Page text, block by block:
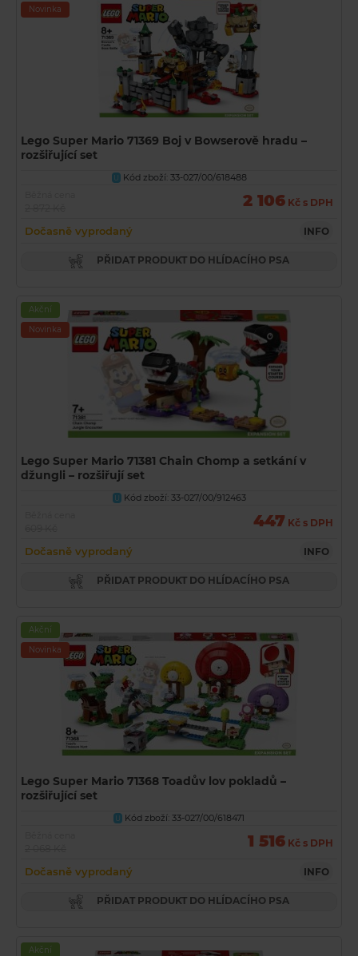
Novinka
Lego Super Mario 71369 Boj v Bowserově hradu –
rozšiřující set
U Kód zboží: 33-027/00/618488
2 106 Kč s DPH
Dočasně vyprodaný INFO
PŘIDAT PRODUKT DO HLÍDACÍHO PSA
Akční
Novinka
Lego Super Mario 71381 Chain Chomp a setkání v
džungli – rozšiřují set
U Kód zboží: 33-027/00/912463
447 Kč s DPH
Dočasně vyprodaný INFO
PŘIDAT PRODUKT DO HLÍDACÍHO PSA
Akční
Novinka
Lego Super Mario 71368 Toadův lov pokladů –
rozšiřující set
U
Kód zboží: 33-027/00/618471
1 516 Kč s DPH
Dočasně vyprodaný INFO
PŘIDAT PRODUKT DO HLÍDACÍHO PSA
Akční